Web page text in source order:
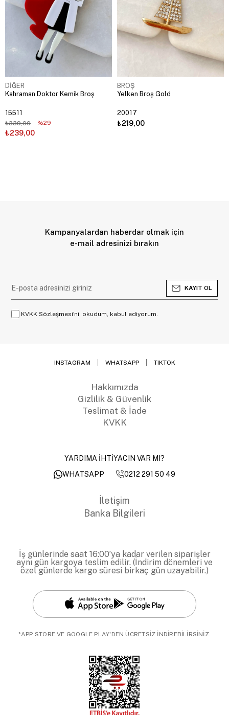
DİĞER
Kahraman Doktor Kemik Broş
15511
₺239,00
₺339,00 %29
BROŞ
Yelken Broş Gold
20017
₺219,00
Kampanyalardan haberdar olmak için
e-mail adresinizi bırakın
KAYIT OL
KVKK Sözleşmesi'ni, okudum, kabul ediyorum.
INSTAGRAM WHATSAPP TIKTOK
Hakkımızda
Gizlilik & Güvenlik
Teslimat & İade
KVKK
YARDIMA İHTİYACIN VAR MI?
WHATSAPP
0212 291 50 49
İletişim
Banka Bilgileri
İş günlerinde saat 16:00’ya kadar verilen siparişler
aynı gün kargoya teslim edilir. (İndirim dönemleri ve
özel günlerde kargo süresi birkaç gün uzayabilir.)
*APP STORE VE GOOGLE PLAY'DEN ÜCRETSİZ İNDİREBİLİRSİNİZ.